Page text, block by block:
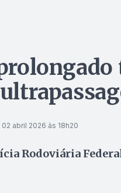
02 abril 2026 às 18h20
Rodoviária